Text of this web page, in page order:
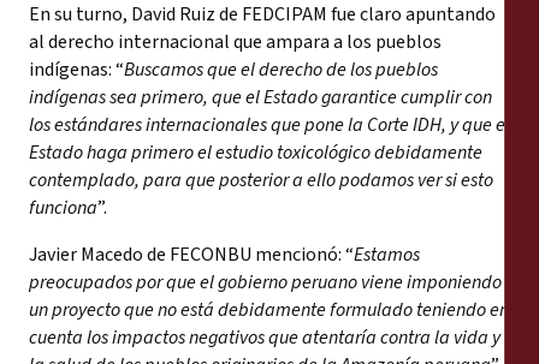
En su turno, David Ruiz de FEDCIPAM fue claro apuntando
al derecho internacional que ampara a los pueblos
indígenas: “Buscamos que el derecho de los pueblos
indígenas sea primero, que el Estado garantice cumplir con
los estándares internacionales que pone la Corte IDH, y que el
Estado haga primero el estudio toxicológico debidamente
contemplado, para que posterior a ello podamos ver si esto
funciona”.
Javier Macedo de FECONBU mencionó: “Estamos
preocupados por que el gobierno peruano viene imponiendo
un proyecto que no está debidamente formulado teniendo en
cuenta los impactos negativos que atentaría contra la vida y